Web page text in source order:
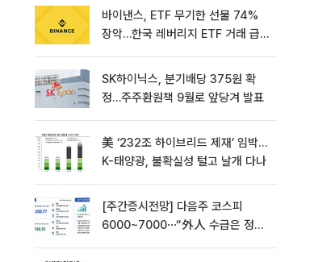
바이낸스, ETF 무기한 선물 74%
장악…한국 레버리지 ETF 거래 급
SK하이닉스, 분기배당 375원 확
정…주주환원책 9월로 앞당겨 발표
美 ‘232조 하이브리드 제재’ 임박…
K-태양광, 불확실성 털고 날개 다나
[주간증시전망] 다음주 코스피
6000~7000⋯“外人 수급은 정책